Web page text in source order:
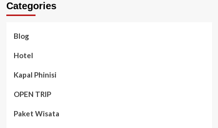
Categories
Blog
Hotel
Kapal Phinisi
OPEN TRIP
Paket Wisata